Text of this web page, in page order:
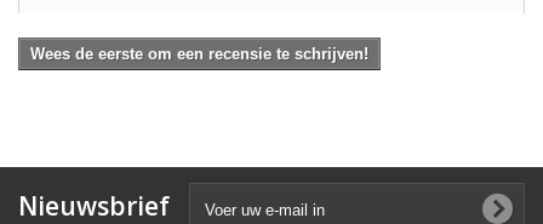
Wees de eerste om een recensie te schrijven!
Nieuwsbrief